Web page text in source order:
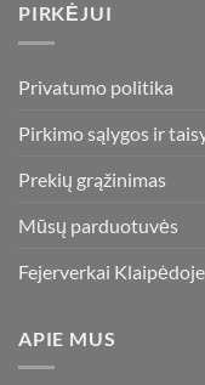
PIRKĖJUI
Privatumo politika
Pirkimo sąlygos ir
Prekių grąžinimas
Mūsų parduotuvės
Fejerverkai Klaipėdoje
APIE MUS